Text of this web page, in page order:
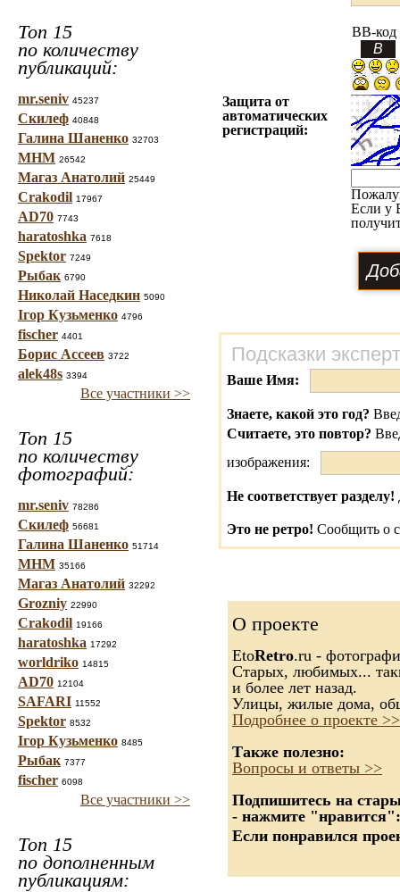
Топ 15
по количеству
публикаций:
mr.seniv 45237
Скилеф 40848
Галина Шаненко 32703
МНМ 26542
Магаз Анатолий 25449
Crakodil 17967
AD70 7743
haratoshka 7618
Spektor 7249
Рыбак 6790
Николай Наседкин 5090
Ігор Кузьменко 4796
fischer 4401
Борис Ассеев 3722
alek48s 3394
Все участники >>
Топ 15
по количеству
фотографий:
mr.seniv 78286
Скилеф 56681
Галина Шаненко 51714
МНМ 35166
Магаз Анатолий 32292
Grozniy 22990
Crakodil 19166
haratoshka 17292
worldriko 14815
AD70 12104
SAFARI 11552
Spektor 8532
Ігор Кузьменко 8485
Рыбак 7377
fischer 6098
Все участники >>
Топ 15
по дополненным
публикациям:
BB-код
Защита от
автоматических
регистраций:
Если у
Подсказки
Ваше Имя:
Знаете, какой это год?
Считаете, это повтор?
изображения:
Не соответствует разделу!
Это не ретро! Сообщить о
О проекте
EtoRetro.ru -
Старых, любимых...
и более лет назад.
Улицы, жилые дома,
Подробнее о проекте >>
Также полезно:
Вопросы и ответы >>
Подпишитесь на
- нажмите "нравится":
Если понравился